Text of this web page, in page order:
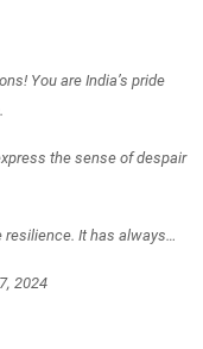
You are India’s pride
the sense of despair
resilience. It has always…
2024